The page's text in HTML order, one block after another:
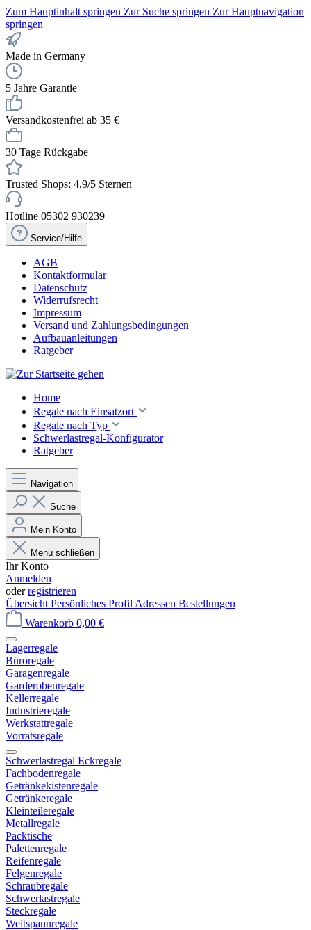
Zum Hauptinhalt springen Zur Suche springen Zur Hauptnavigation
springen
Made in Germany
5 Jahre Garantie
Versandkostenfrei ab 35 €
30 Tage Rückgabe
Trusted Shops: 4,9/5 Sternen
Hotline 05302 930239
Service/Hilfe
AGB
Kontaktformular
Datenschutz
Widerrufsrecht
Impressum
Versand und Zahlungsbedingungen
Aufbauanleitungen
Ratgeber
Home
Regale nach Einsatzort
Regale nach Typ
Schwerlastregal-Konfigurator
Ratgeber
Navigation
Suche
Mein Konto
Menü schließen
Ihr Konto
Anmelden
oderregistrieren
Übersicht Persönliches Profil Adressen Bestellungen
Warenkorb 0,00 €
Lagerregale
Büroregale
Garagenregale
Garderobenregale
Kellerregale
Industrieregale
Werkstattregale
Vorratsregale
Schwerlastregal Eckregale
Fachbodenregale
Getränkekistenregale
Getränkeregale
Kleinteileregale
Metallregale
Packtische
Palettenregale
Reifenregale
Felgenregale
Schraubregale
Schwerlastregale
Steckregale
Weitspannregale